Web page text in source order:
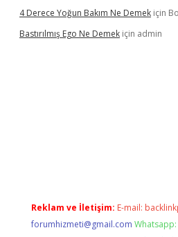
4 Derece Yoğun Bakım Ne Demek için
Bastırılmış Ego Ne Demek için admin
Reklam ve İletişim: E-mail:
forumhizmeti@gmail.com